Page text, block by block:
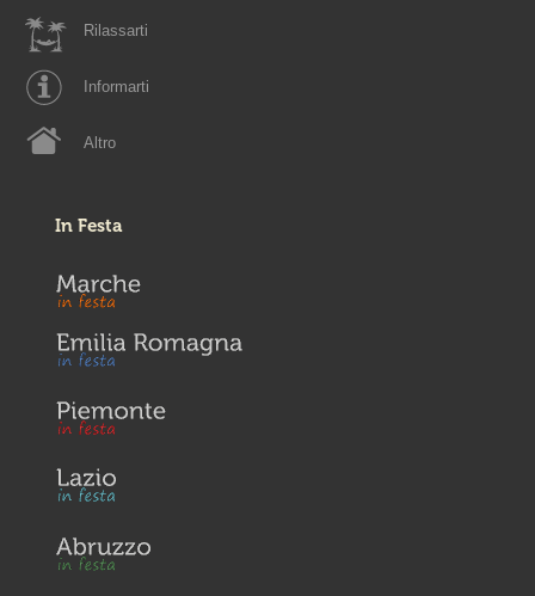
Rilassarti
Informarti
Altro
In Festa